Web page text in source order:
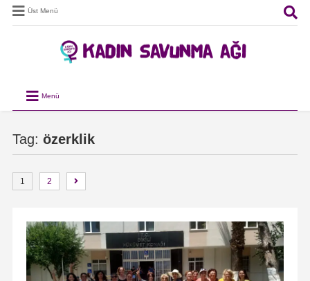
Üst Menü
Menü
Tag: özerklik
1 2